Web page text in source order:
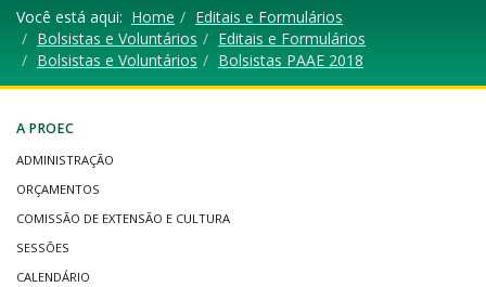
Você está aqui: Home
Editais e Formulários
Bolsistas e Voluntários
Editais e Formulários
Bolsistas e Voluntários
Bolsistas PAAE 2018
A PROEC
ADMINISTRAÇÃO
ORÇAMENTOS
COMISSÃO DE EXTENSÃO E CULTURA
SESSÕES
CALENDÁRIO